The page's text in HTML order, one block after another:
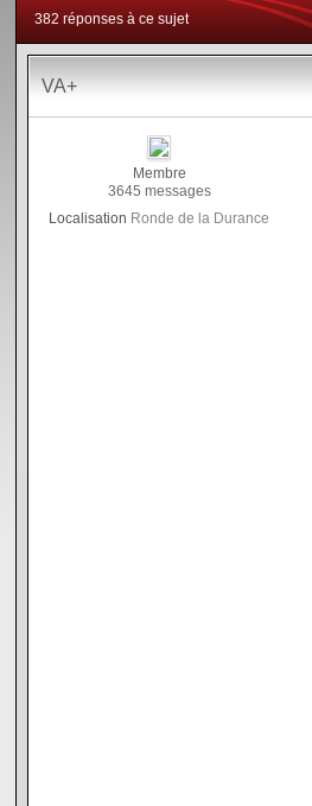
382 réponses à ce sujet
VA+
Membre
3645 messages
Localisation Ronde de la Durance